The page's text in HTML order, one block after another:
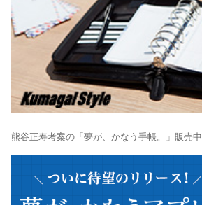
熊谷正寿考案の「夢が、かなう手帳。」販売中